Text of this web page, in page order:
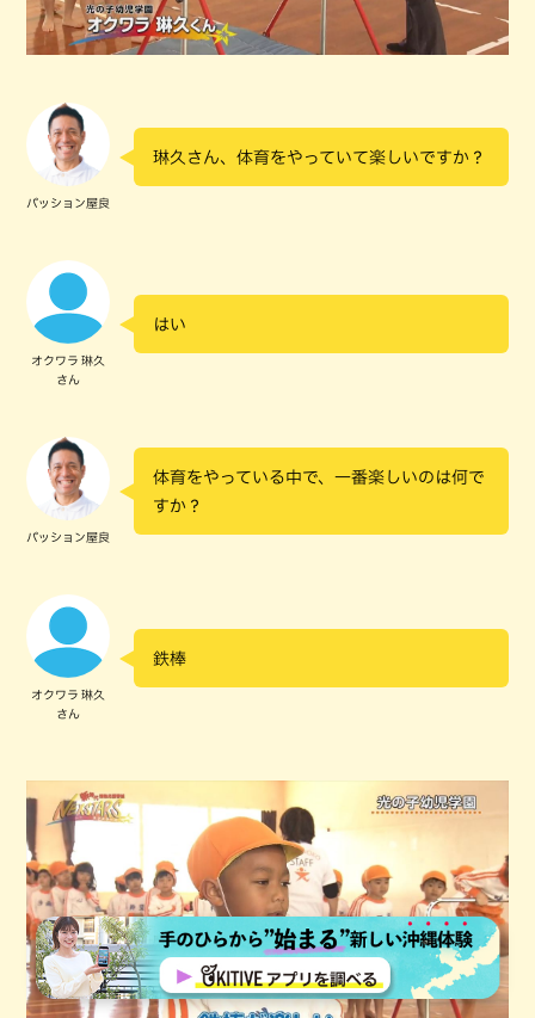
パッション屋良
琳久さん、体育をやっていて楽しいですか？
オクワラ 琳久
さん
はい
パッション屋良
体育をやっている中で、一番楽しいのは何で
すか？
オクワラ 琳久
さん
鉄棒